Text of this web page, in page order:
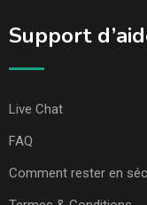
Support
Live Chat
FAQ
Comment rester en